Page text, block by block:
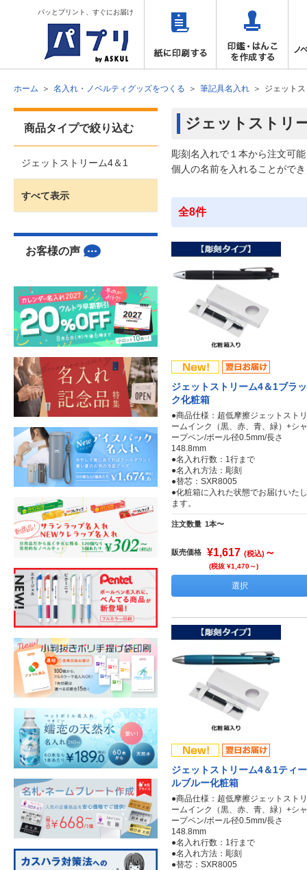
パッとプリント、すぐにお届け
ホーム 名入れ・ノベルティグッズをつくる 筆記具名入れ ジェット
ジェットストリ
彫刻名入れで１本から注文可
個人の名前を入れることがで
全8件
ジェットストリーム4＆1ブラッ
ク化粧箱
●商品仕様：超低摩擦ジェットストリ
ームインク（黒、赤、青、緑）+シャ
ープペン/ボール径0.5mm/長さ
148.8mm
●名入れ行数：1行まで
●名入れ方法：彫刻
●替芯：SXR8005
●化粧箱に入れた状態でお届けいたし
ます。
注文数量 1本〜
販売価格 ¥1,617 (税込) ～
(税抜 ¥1,470～)
選択
ジェットストリーム4＆1ティー
ルブルー化粧箱
●商品仕様：超低摩擦ジェットストリ
ームインク（黒、赤、青、緑）+シャ
ープペン/ボール径0.5mm/長さ
148.8mm
●名入れ行数：1行まで
●名入れ方法：彫刻
●替芯：SXR8005
商品タイプで絞り込む
ジェットストリーム4＆1
すべて表示
お客様の声